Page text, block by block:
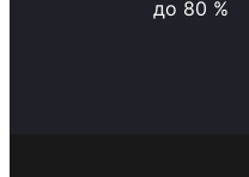
до 80 %